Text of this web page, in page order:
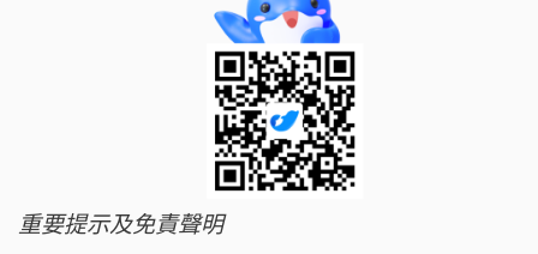
重要提示及免責聲明